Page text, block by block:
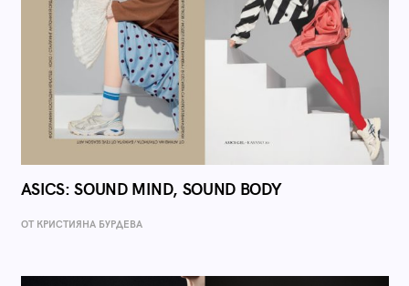
ASICS: SOUND MIND, SOUND BODY
ОТ КРИСТИЯНА БУРДЕВА